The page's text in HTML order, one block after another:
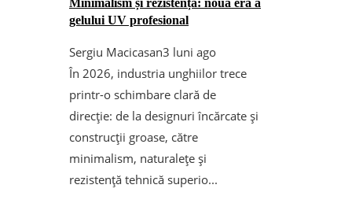
gelului UV profesional
Sergiu Macicasan3 luni ago
În 2026, industria unghiilor trece
printr-o schimbare clară de
direcție: de la designuri încărcate și
construcții groase, către
minimalism, naturalețe și
rezistență tehnică superio...